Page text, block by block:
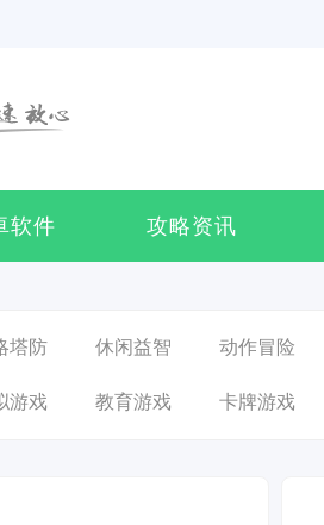
软件 攻略资讯
塔防 休闲益智 动作冒险
游戏 教育游戏 卡牌游戏